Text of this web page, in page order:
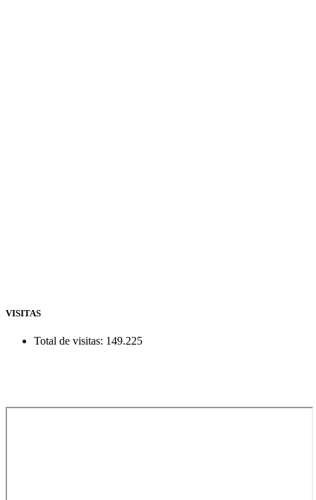
VISITAS
Total de visitas: 149.225